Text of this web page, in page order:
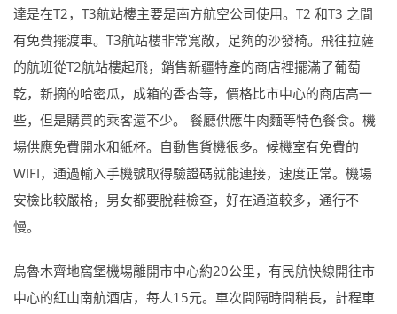
達是在T2，T3航站樓主要是南方航空公司使用。T2 和T3 之間
有免費擺渡車。T3航站樓非常寬敞，足夠的沙發椅。飛往拉薩
的航班從T2航站樓起飛，銷售新疆特產的商店裡擺滿了葡萄
乾，新摘的哈密瓜，成箱的香杏等，價格比市中心的商店高一
些，但是購買的乘客還不少。 餐廳供應牛肉麵等特色餐食。機
場供應免費開水和紙杯。自動售貨機很多。候機室有免費的
WIFI，通過輸入手機號取得驗證碼就能連接，速度正常。機場
安檢比較嚴格，男女都要脫鞋檢查，好在通道較多，通行不
慢。
烏魯木齊地窩堡機場離開市中心約20公里，有民航快線開往市
中心的紅山南航酒店，每人15元。車次間隔時間稍長，計程車